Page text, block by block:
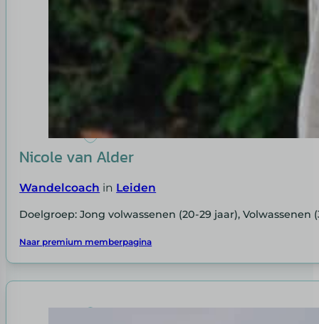
Nicole van Alder
Wandelcoach in Leiden
Doelgroep: Jong volwassenen (20-29 jaar), Volwassenen
Naar premium memberpagina